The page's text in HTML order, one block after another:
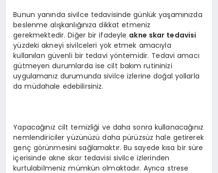
Bunun yanında sivilce tedavisinde günlük yaşamınızda
beslenme alışkanlığınıza dikkat etmeniz
gerekmektedir. Diğer bir ifadeyle akne skar tedavisi
yüzdeki akneyi sivilceleri yok etmek amacıyla
kullanılan güvenli bir tedavi yöntemidir. Tedavi amacı
gütmeyen durumlarda ise cilt bakım rutininizi
uygulamanız durumunda sivilce izlerine doğal yollarla
da müdahale edebilirsiniz.
Yapacağınız cilt temizliği ve daha sonra kullanacağınız
nemlendiriciler yüzünüzü daha pürüzsüz hale getirerek
genç görünmesini sağlamaktır. Bu sayede kısa bir süre
içerisinde akne skar tedavisi sivilce izlerinden
kurtulabilmeniz mümkün olmaktadır. Ayrıca strese